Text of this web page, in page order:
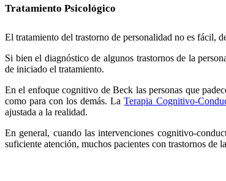
Tratamiento Psicológico
El tratamiento del trastorno de personalidad no es fácil,
Si bien el diagnóstico de algunos trastornos de la
de iniciado el tratamiento.
En el enfoque cognitivo de Beck las personas que
como para con los demás. LaTerapia Cognitivo-
ajustada a la realidad.
En general, cuando las intervenciones cognitivo-
suficiente atención, muchos pacientes con trastornos de